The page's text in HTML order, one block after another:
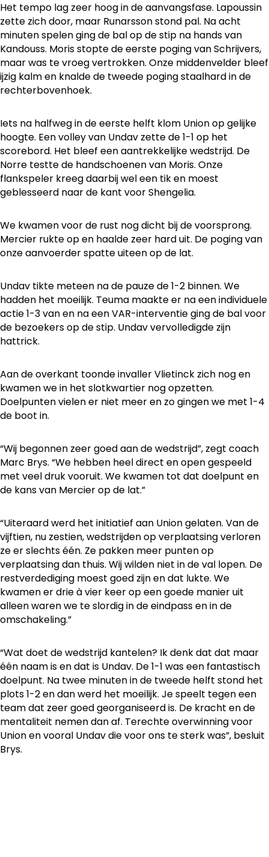
Het tempo lag zeer hoog in de aanvangsfase. Lapoussin
zette zich door, maar Runarsson stond pal. Na acht
minuten spelen ging de bal op de stip na hands van
Kandouss. Moris stopte de eerste poging van Schrijvers,
maar was te vroeg vertrokken. Onze middenvelder bleef
ijzig kalm en knalde de tweede poging staalhard in de
rechterbovenhoek.
Iets na halfweg in de eerste helft klom Union op gelijke
hoogte. Een volley van Undav zette de 1-1 op het
scorebord. Het bleef een aantrekkelijke wedstrijd. De
Norre testte de handschoenen van Moris. Onze
flankspeler kreeg daarbij wel een tik en moest
geblesseerd naar de kant voor Shengelia.
We kwamen voor de rust nog dicht bij de voorsprong.
Mercier rukte op en haalde zeer hard uit. De poging van
onze aanvoerder spatte uiteen op de lat.
Undav tikte meteen na de pauze de 1-2 binnen. We
hadden het moeilijk. Teuma maakte er na een individuele
actie 1-3 van en na een VAR-interventie ging de bal voor
de bezoekers op de stip. Undav vervolledigde zijn
hattrick.
Aan de overkant toonde invaller Vlietinck zich nog en
kwamen we in het slotkwartier nog opzetten.
Doelpunten vielen er niet meer en zo gingen we met 1-4
de boot in.
“Wij begonnen zeer goed aan de wedstrijd”, zegt coach
Marc Brys. “We hebben heel direct en open gespeeld
met veel druk vooruit. We kwamen tot dat doelpunt en
de kans van Mercier op de lat.”
“Uiteraard werd het initiatief aan Union gelaten. Van de
vijftien, nu zestien, wedstrijden op verplaatsing verloren
ze er slechts één. Ze pakken meer punten op
verplaatsing dan thuis. Wij wilden niet in de val lopen. De
restverdediging moest goed zijn en dat lukte. We
kwamen er drie à vier keer op een goede manier uit
alleen waren we te slordig in de eindpass en in de
omschakeling.”
“Wat doet de wedstrijd kantelen? Ik denk dat dat maar
één naam is en dat is Undav. De 1-1 was een fantastisch
doelpunt. Na twee minuten in de tweede helft stond het
plots 1-2 en dan werd het moeilijk. Je speelt tegen een
team dat zeer goed georganiseerd is. De kracht en de
mentaliteit nemen dan af. Terechte overwinning voor
Union en vooral Undav die voor ons te sterk was”, besluit
Brys.